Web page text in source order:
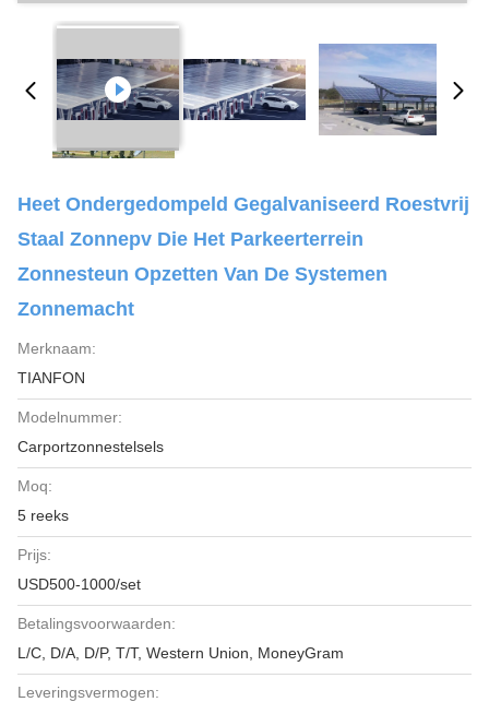
Heet Ondergedompeld Gegalvaniseerd Roestvrij
Staal Zonnepv Die Het Parkeerterrein
Zonnesteun Opzetten Van De Systemen
Zonnemacht
Merknaam:
TIANFON
Modelnummer:
Carportzonnestelsels
Moq:
5 reeks
Prijs:
USD500-1000/set
Betalingsvoorwaarden:
L/C, D/A, D/P, T/T, Western Union, MoneyGram
Leveringsvermogen: